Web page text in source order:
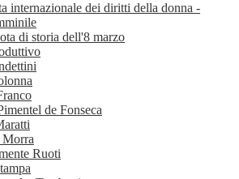
internazionale dei diritti della donna -
di storia dell'8 marzo
de Fonseca
Morra
Ruoti